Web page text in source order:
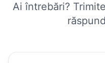
Ai întrebări?